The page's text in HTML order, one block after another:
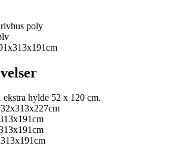
poly
hylde 52 x 120 cm.